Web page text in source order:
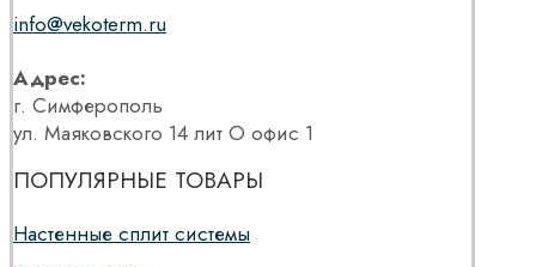
info@vekoterm.ru
Адрес:
г. Симферополь
ул. Маяковского 14 лит О офис 1
ПОПУЛЯРНЫЕ ТОВАРЫ
Настенные сплит системы